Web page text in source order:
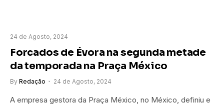
24 de Agosto, 2024
Forcados de Évora na segunda metade
da temporada na Praça México
By Redação 24 de Agosto, 2024
A empresa gestora da Praça México, no México, definiu e